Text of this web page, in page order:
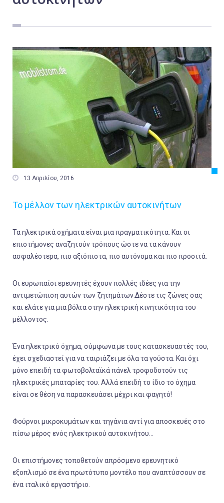
 13 Απριλίου, 2016
Το μέλλον των ηλεκτρικών αυτοκινήτων
Τα ηλεκτρικά οχήματα είναι μια πραγματικότητα. Και οι
επιστήμονες αναζητούν τρόπους ώστε να τα κάνουν
ασφαλέστερα, πιο αξιόπιστα, πιο αυτόνομα και πιο προσιτά.
Οι ευρωπαίοι ερευνητές έχουν πολλές ιδέες για την
αντιμετώπιση αυτών των ζητημάτων.Δέστε τις ζώνες σας
και ελάτε για μια βόλτα στην ηλεκτρική κινητικότητα του
μέλλοντος.
Ένα ηλεκτρικό όχημα, σύμφωνα με τους κατασκευαστές του,
έχει σχεδιαστεί για να ταιριάζει με όλα τα γούστα. Και όχι
μόνο επειδή τα φωτοβολταϊκά πάνελ τροφοδοτούν τις
ηλεκτρικές μπαταρίες του. Αλλά επειδή το ίδιο το όχημα
είναι σε θέση να παρασκευάσει μέχρι και φαγητό!
Φούρνοι μικροκυμάτων και τηγάνια αντί για αποσκευές στο
πίσω μέρος ενός ηλεκτρικού αυτοκινήτου…
Οι επιστήμονες τοποθετούν απρόσμενο ερευνητικό
εξοπλισμό σε ένα πρωτότυπο μοντέλο που αναπτύσσουν σε
ένα ιταλικό εργαστήριο.
Ελλάδα
Τοπικά
Αγροτικά
Οικονομία
Πολιτική
Αθλητικά
Αστυνομικό Δελτίο